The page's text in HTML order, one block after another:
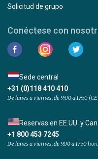
Solicitud de grupo
Conéctese con
Sede central
+31 (0)118 410 410
De lunes a viernes, de 9:00 a 17:30
Reservas en EE.UU. y
+1 800 453 7245
De lunes a viernes, de 9.00 a 17.30